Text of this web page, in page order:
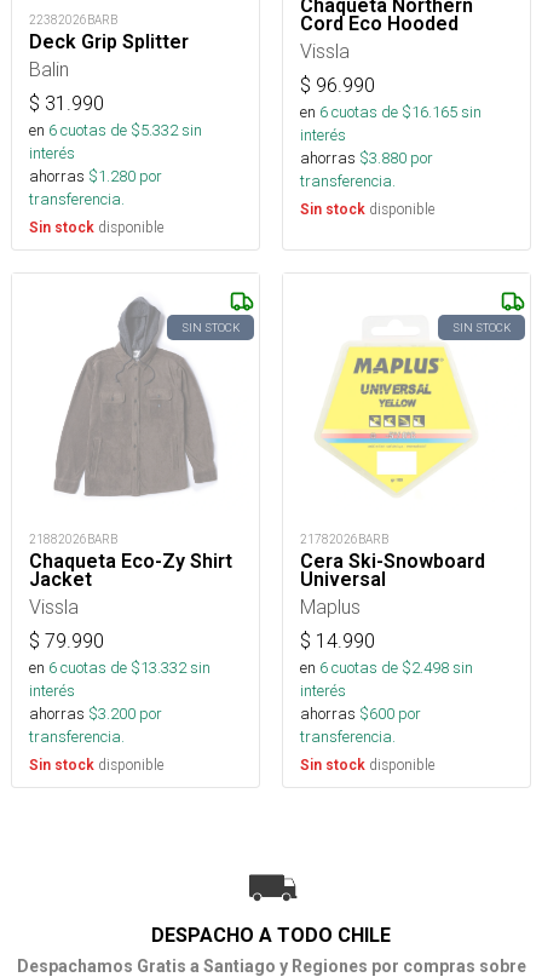
22382026BARB
Deck Grip Splitter
Balin
$ 31.990
en 6cuotas de $5.332sin
interés
ahorras $1.280 por
transferencia.
Sin stock disponible
Chaqueta Northern
Cord Eco Hooded
Vissla
$ 96.990
en 6cuotas de $16.165sin
interés
ahorras $3.880 por
transferencia.
Sin stock disponible
SIN STOCK
21882026BARB
Chaqueta Eco-Zy Shirt
Jacket
Vissla
$ 79.990
en 6cuotas de $13.332sin
interés
ahorras $3.200 por
transferencia.
Sin stock disponible
SIN STOCK
21782026BARB
Cera Ski-Snowboard
Universal
Maplus
$ 14.990
en 6cuotas de $2.498sin
interés
ahorras $600 por
transferencia.
Sin stock disponible
DESPACHO A TODO CHILE
Despachamos Gratis a Santiago y Regiones por compras sobre